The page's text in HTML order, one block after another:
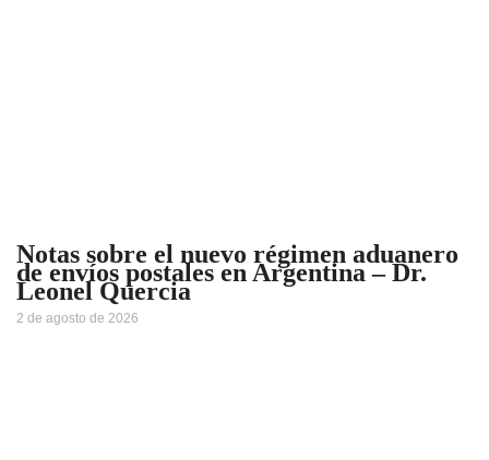
Notas sobre el nuevo régimen aduanero
de envíos postales en Argentina – Dr.
Leonel Quercia
2 de agosto de 2026